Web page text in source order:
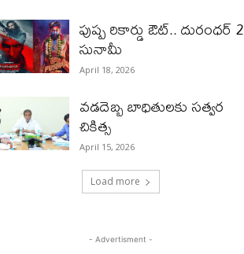
పుష్ప రికార్డు ఔట్‌.. దురంధ‌ర్ 2
సునామీ
April 18, 2026
వడదెబ్బ బాధితులకు సత్వర
చికిత్స
April 15, 2026
Load more
- Advertisment -